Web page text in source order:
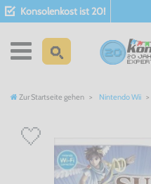
Konsolenkost ist 20!
Zur Startseite gehen Nintendo Wii